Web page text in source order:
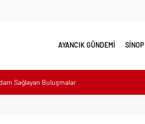
AYANCIK GÜNDEMİ
“Halkımızın içinde, Bornova’nın hizmetindeyiz”